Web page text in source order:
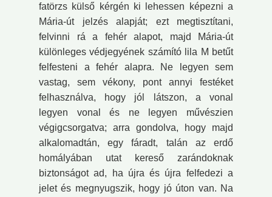
fatörzs külső kérgén ki lehessen képezni a
Mária-út jelzés alapját; ezt megtisztítani,
felvinni rá a fehér alapot, majd Mária-út
különleges védjegyének számító lila M betűt
felfesteni a fehér alapra. Ne legyen sem
vastag, sem vékony, pont annyi festéket
felhasználva, hogy jól látszon, a vonal
legyen vonal és ne legyen művészien
végigcsorgatva; arra gondolva, hogy majd
alkalomadtán, egy fáradt, talán az erdő
homályában utat kereső zarándoknak
biztonságot ad, ha újra és újra felfedezi a
jelet és megnyugszik, hogy jó úton van. Na